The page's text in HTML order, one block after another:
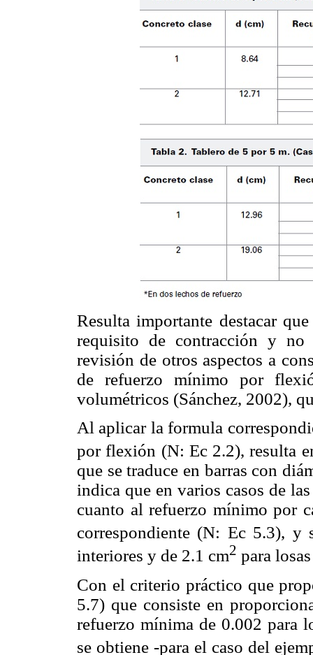
Resulta importante destacar
requisito de contracción y
revisión de otros aspectos a
de refuerzo mínimo por
volumétricos (Sánchez, 2002),
Al aplicar la formula
por flexión (N: Ec 2.2), resulta
que se traduce en barras con
indica que en varios casos de
cuanto al refuerzo mínimo por
correspondiente (N: Ec 5.3), y
interiores y de 2.1 cm2 para
Con el criterio práctico que
5.7) que consiste en
refuerzo mínima de 0.002 para
se obtiene -para el caso del